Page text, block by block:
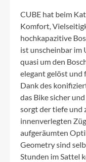
CUBE hat beim
Komfort,
hochkapazitive
ist unscheinbar im
quasi um den
elegant gelöst und
Dank des
das Bike sicher
sorgt der tiefe und
innenverlegten
aufgeräumten
Geometry sind
Stunden im Sattel